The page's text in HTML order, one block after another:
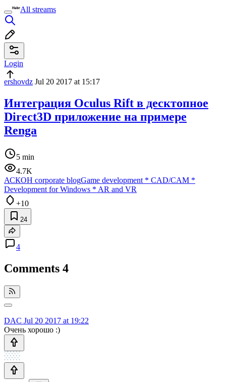
All streams
Login
ershovdz Jul 20 2017 at 15:17
Интеграция Oculus Rift в десктопное
Direct3D приложение на примере
Renga
5 min
4.7K
АСКОН corporate blogGame development * CAD/CAM *
Development for Windows * AR and VR
+10
24
4
Comments 4
DAC Jul 20 2017 at 19:22
Очень хорошо :)